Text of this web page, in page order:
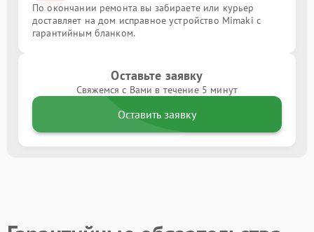
По окончании ремонта вы забираете или курьер
доставляет на дом исправное устройство Mimaki с
гарантийным бланком.
Оставьте заявку
Свяжемся с Вами в течение 5 минут
Оставить заявку